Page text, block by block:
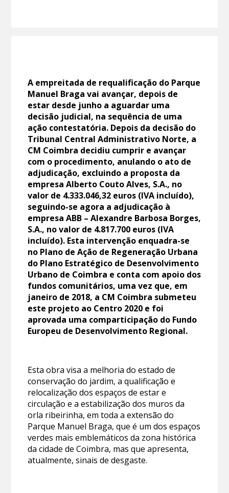
A empreitada de requalificação do Parque
Manuel Braga vai avançar, depois de
estar desde junho a aguardar uma
decisão judicial, na sequência de uma
ação contestatória. Depois da decisão do
Tribunal Central Administrativo Norte, a
CM Coimbra decidiu cumprir e avançar
com o procedimento, anulando o ato de
adjudicação, excluindo a proposta da
empresa Alberto Couto Alves, S.A., no
valor de 4.333.046,32 euros (IVA incluído),
seguindo-se agora a adjudicação à
empresa ABB – Alexandre Barbosa Borges,
S.A., no valor de 4.817.700 euros (IVA
incluído). Esta intervenção enquadra-se
no Plano de Ação de Regeneração Urbana
do Plano Estratégico de Desenvolvimento
Urbano de Coimbra e conta com apoio dos
fundos comunitários, uma vez que, em
janeiro de 2018, a CM Coimbra submeteu
este projeto ao Centro 2020 e foi
aprovada uma comparticipação do Fundo
Europeu de Desenvolvimento Regional.
Esta obra visa a melhoria do estado de
conservação do jardim, a qualificação e
relocalização dos espaços de estar e
circulação e a estabilização dos muros da
orla ribeirinha, em toda a extensão do
Parque Manuel Braga, que é um dos espaços
verdes mais emblemáticos da zona histórica
da cidade de Coimbra, mas que apresenta,
atualmente, sinais de desgaste.